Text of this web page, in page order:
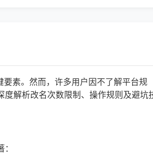
素。然而，许多用户因不了解平台规
解析改名次数限制、操作规则及避坑